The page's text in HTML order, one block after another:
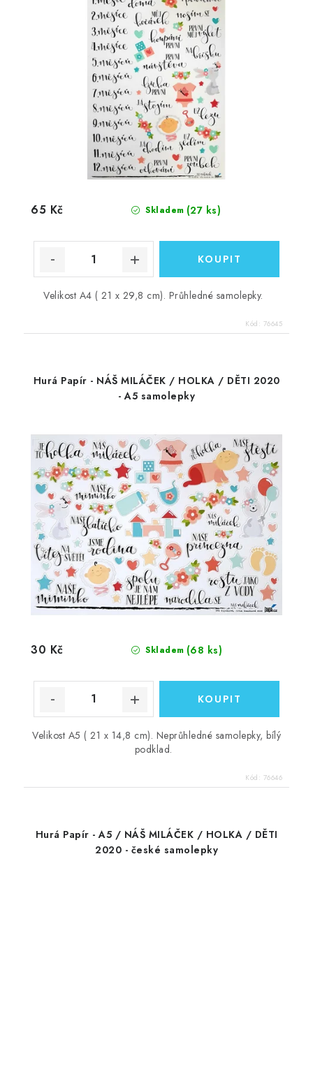
Skladem (27 ks)
65 Kč
Velikost A4 ( 21 x 29,8 cm). Průhledné samolepky.
Kód: 76645
Hurá Papír - NÁŠ MILÁČEK / HOLKA / DĚTI 2020
- A5 samolepky
Skladem (68 ks)
30 Kč
Velikost A5 ( 21 x 14,8 cm). Neprůhledné samolepky, bílý
podklad.
Kód: 76646
Hurá Papír - A5 / NÁŠ MILÁČEK / HOLKA / DĚTI
2020 - české samolepky